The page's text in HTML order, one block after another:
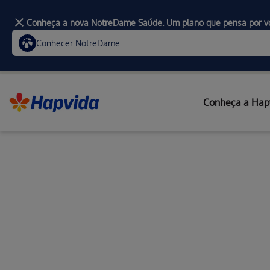
Conheça a
Conheça a nova NotreDame Saúde. Um plano que pensa por
Conhecer NotreDame
Home